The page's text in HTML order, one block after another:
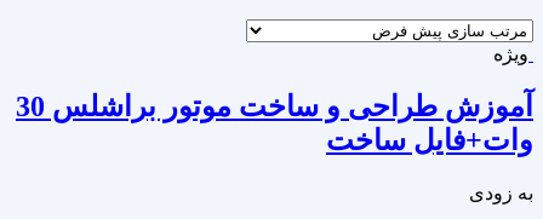
ویژه
آموزش طراحی و ساخت موتور براشلس 30
وات+فایل ساخت
به زودی